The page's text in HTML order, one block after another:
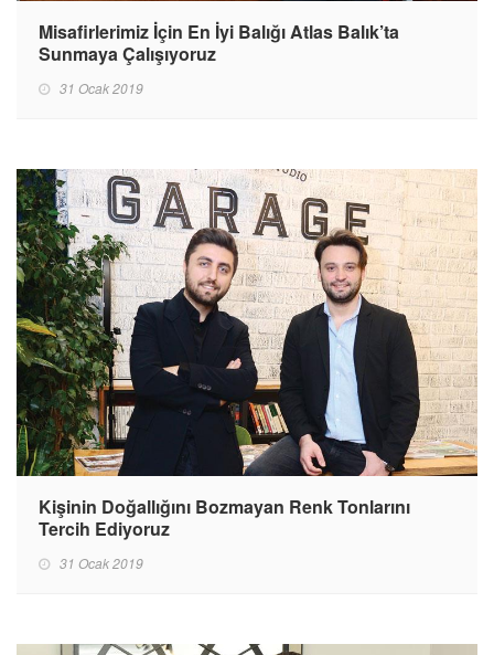
Misafirlerimiz İçin En İyi Balığı Atlas Balık’ta
Sunmaya Çalışıyoruz
31 Ocak 2019
Kişinin Doğallığını Bozmayan Renk Tonlarını
Tercih Ediyoruz
31 Ocak 2019